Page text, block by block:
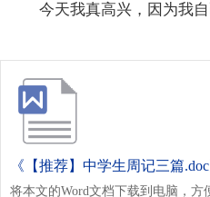
今天我真高兴，因为我自
《【推荐】中学生周记三篇.doc
将本文的Word文档下载到电脑，方